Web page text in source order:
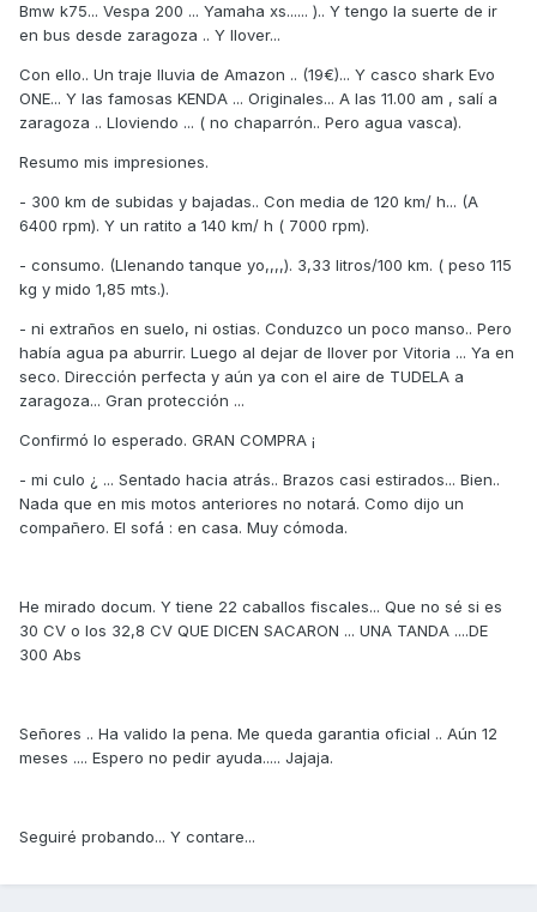
Bmw k75... Vespa 200 ... Yamaha xs...... ).. Y tengo la suerte de ir
en bus desde zaragoza .. Y llover...
Con ello.. Un traje lluvia de Amazon .. (19€)... Y casco shark Evo
ONE... Y las famosas KENDA ... Originales... A las 11.00 am , salí a
zaragoza .. Lloviendo ... ( no chaparrón.. Pero agua vasca).
Resumo mis impresiones.
- 300 km de subidas y bajadas.. Con media de 120 km/ h... (A
6400 rpm). Y un ratito a 140 km/ h ( 7000 rpm).
- consumo. (Llenando tanque yo,,,,). 3,33 litros/100 km. ( peso 115
kg y mido 1,85 mts.).
- ni extraños en suelo, ni ostias. Conduzco un poco manso.. Pero
había agua pa aburrir. Luego al dejar de llover por Vitoria ... Ya en
seco. Dirección perfecta y aún ya con el aire de TUDELA a
zaragoza... Gran protección ...
Confirmó lo esperado. GRAN COMPRA ¡
- mi culo ¿ ... Sentado hacia atrás.. Brazos casi estirados... Bien..
Nada que en mis motos anteriores no notará. Como dijo un
compañero. El sofá : en casa. Muy cómoda.
He mirado docum. Y tiene 22 caballos fiscales... Que no sé si es
30 CV o los 32,8 CV QUE DICEN SACARON ... UNA TANDA ....DE
300 Abs
Señores .. Ha valido la pena. Me queda garantia oficial .. Aún 12
meses .... Espero no pedir ayuda..... Jajaja.
Seguiré probando... Y contare...